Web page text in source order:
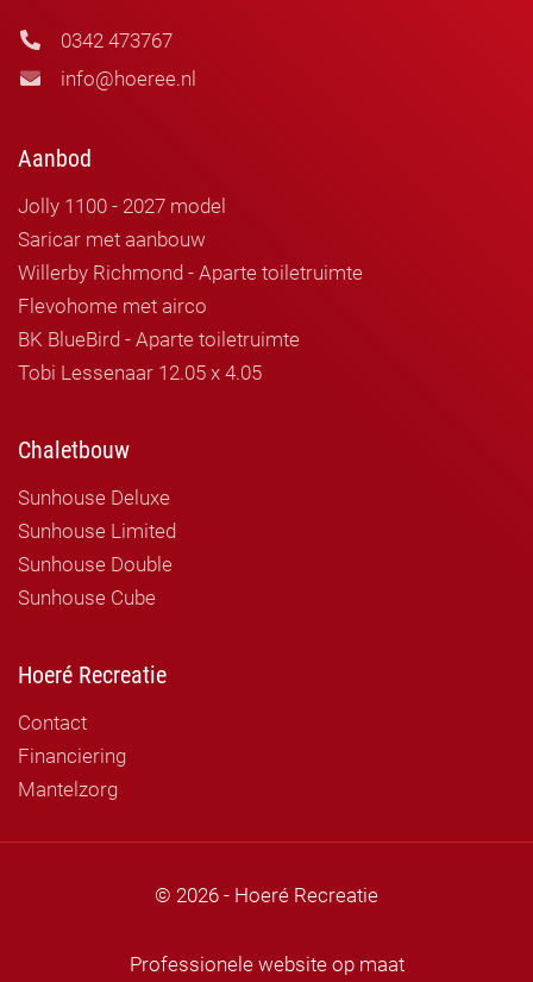
0342 473767
info@hoeree.nl
Aanbod
Jolly 1100 - 2027 model
Saricar met aanbouw
Willerby Richmond - Aparte toiletruimte
Flevohome met airco
BK BlueBird - Aparte toiletruimte
Tobi Lessenaar 12.05 x 4.05
Chaletbouw
Sunhouse Deluxe
Sunhouse Limited
Sunhouse Double
Sunhouse Cube
Hoeré Recreatie
Contact
Financiering
Mantelzorg
© 2026 - Hoeré Recreatie
Professionele website op maat